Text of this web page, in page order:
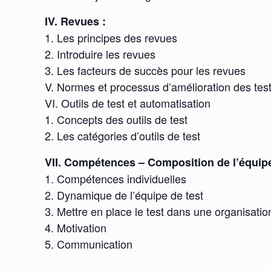
IV. Revues :
1. Les principes des revues
2. Introduire les revues
3. Les facteurs de succès pour les revues
V. Normes et processus d’amélioration des
VI. Outils de test et automatisation
1. Concepts des outils de test
2. Les catégories d’outils de test
VII. Compétences – Composition de
1. Compétences individuelles
2. Dynamique de l’équipe de test
3. Mettre en place le test dans une
4. Motivation
5. Communication